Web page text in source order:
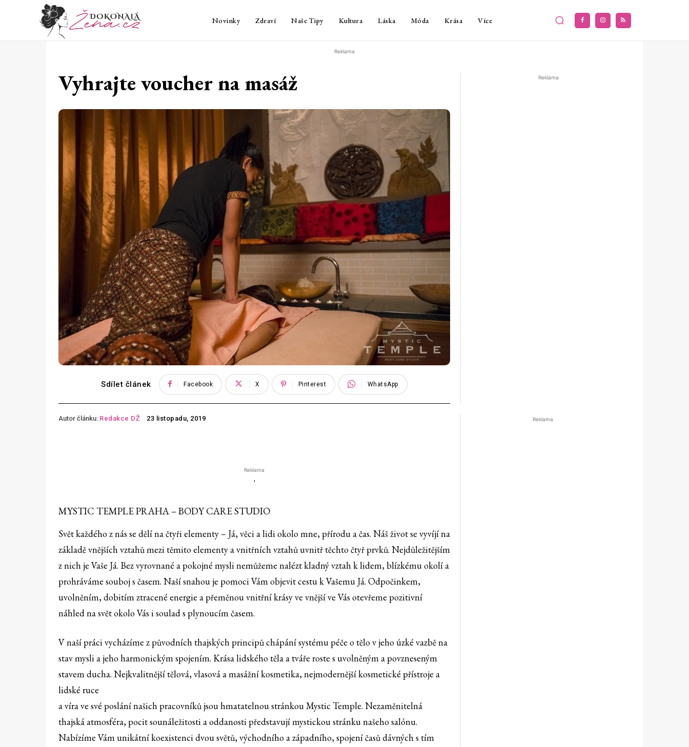
Novinky Zdraví Naše Tipy Kultura Láska Móda Krása Více
Reklama
Vyhrajte voucher na masáž
Sdílet článek Facebook X Pinterest WhatsApp
Reklama
Autor článku: Redakce DŽ 23 listopadu, 2019
Reklama
'
MYSTIC TEMPLE PRAHA – BODY CARE STUDIO
Svět každého z nás se dělí na čtyři elementy – Já, věci a lidi okolo mne, přírodu a čas. Náš život se vyvíjí na
základě vnějších vztahů mezi těmito elementy a vnitřních vztahů uvnitř těchto čtyř prvků. Nejdůležitějším
z nich je Vaše Já. Bez vyrovnané a pokojné mysli nemůžeme nalézt kladný vztah k lidem, blízkému okolí a
prohráváme souboj s časem. Naší snahou je pomoci Vám objevit cestu k Vašemu Já. Odpočinkem,
uvolněním, dobitím ztracené energie a přeměnou vnitřní krásy ve vnější ve Vás otevřeme pozitivní
náhled na svět okolo Vás i soulad s plynoucím časem.
V naší práci vycházíme z původních thajských principů chápání systému péče o tělo v jeho úzké vazbě na
stav mysli a jeho harmonickým spojením. Krása lidského těla a tváře roste s uvolněným a povzneseným
stavem ducha. Nejkvalitnější tělová, vlasová a masážní kosmetika, nejmodernější kosmetické přístroje a
lidské ruce
a víra ve své poslání našich pracovníků jsou hmatatelnou stránkou Mystic Temple. Nezaměnitelná
thajská atmosféra, pocit sounáležitosti a oddanosti představují mystickou stránku našeho salónu.
Nabízíme Vám unikátní koexistenci dvou světů, východního a západního, spojení časů dávných s tím
Reklama